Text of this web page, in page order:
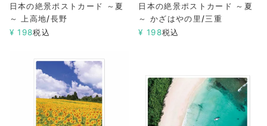
日本の絶景ポストカード ～夏
～ 上高地/長野
¥ 198税込
日本の絶景ポストカード ～夏
～ かざはやの里/三重
¥ 198税込